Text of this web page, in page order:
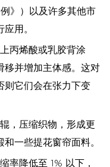
》）以及许多其他市
用。
丙烯酸或乳胶背涂
移并增加主体感。这对
则它们会在张力下变
，压缩织物，形成更
一些提花窗帘面料。
率降低至 1% 以下，